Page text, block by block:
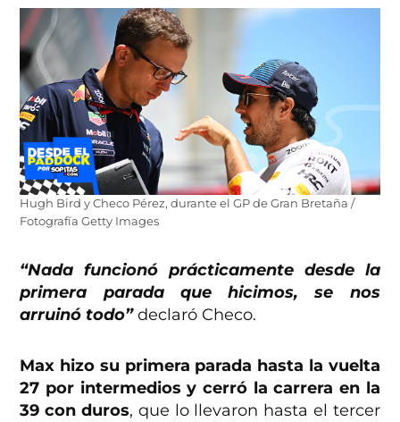
Hugh Bird y Checo Pérez, durante el GP de Gran Bretaña /
Fotografía Getty Images
“Nada funcionó prácticamente desde la
primera parada que hicimos, se nos
arruinó todo”declaró Checo.
Max hizo su primera parada hasta la vuelta
27 por intermedios y cerró la carrera en la
39 con duros, que lo llevaron hasta el tercer